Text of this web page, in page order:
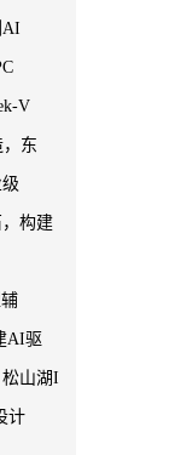
AI
V
东
构建
AI驱
山湖I
计